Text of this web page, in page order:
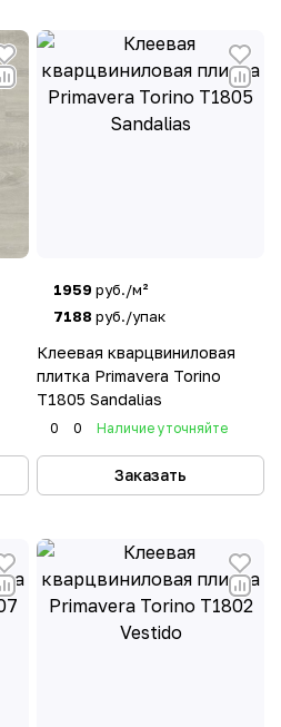
1959 руб./м²
7188 руб./упак
Клеевая кварцвиниловая
плитка Primavera Torino
T1805 Sandalias
0 0 Наличие уточняйте
Заказать